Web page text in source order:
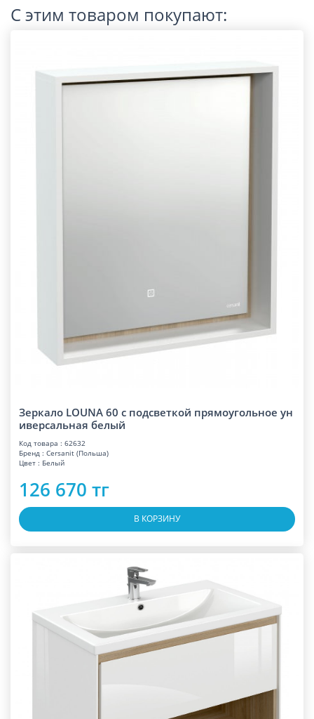
С этим товаром покупают:
Зеркало LOUNA 60 с подсветкой прямоугольное ун
иверсальная белый
Код товара : 62632
Бренд : Cersanit (Польша)
Цвет : Белый
126 670 тг
В КОРЗИНУ